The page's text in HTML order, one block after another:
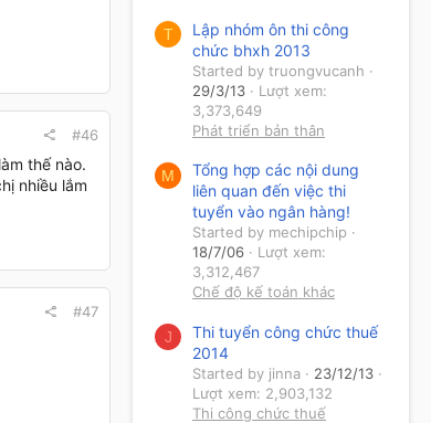
#46
thế nào.
nhiều lắm
#47
T
Lập nhóm ôn thi công
chức bhxh 2013
Started by truongvucanh
29/3/13
Lượt xem:
3,373,649
Phát triển bản thân
M
Tổng hợp các nội dung
liên quan đến việc thi
tuyển vào ngân hàng!
Started by mechipchip
18/7/06
Lượt xem:
3,312,467
Chế độ kế toán khác
J
Thi tuyển công chức thuế
2014
Started by jinna
23/12/13
Lượt xem: 2,903,132
Thi công chức thuế